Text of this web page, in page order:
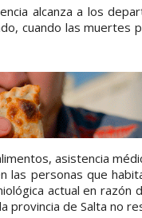
alcanza a los
cuando las muertes
asistencia
las personas que
actual en razón
provincia de Salta no